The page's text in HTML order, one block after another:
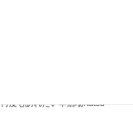
度も訪れたい串酒場Katsu